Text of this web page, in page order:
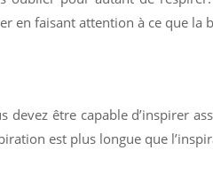
en faisant attention à ce que la
être capable d’inspirer
est plus longue que